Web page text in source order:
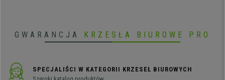
GWARANCJA KRZESŁA BIUROWE PRO
SPECJALIŚCI W KATEGORII KRZESEŁ BIUROWYCH